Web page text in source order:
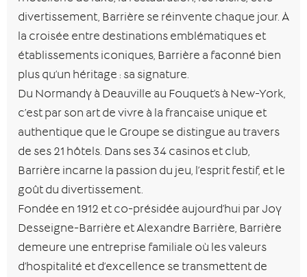
divertissement, Barrière se réinvente chaque jour. À
la croisée entre destinations emblématiques et
établissements iconiques, Barrière a façonné bien
plus qu’un héritage : sa signature.
Du Normandy à Deauville au Fouquet’s à New-York,
c’est par son art de vivre à la française unique et
authentique que le Groupe se distingue au travers
de ses 21 hôtels. Dans ses 34 casinos et club,
Barrière incarne la passion du jeu, l’esprit festif, et le
goût du divertissement.
Fondée en 1912 et co-présidée aujourd’hui par Joy
Desseigne-Barrière et Alexandre Barrière, Barrière
demeure une entreprise familiale où les valeurs
d’hospitalité et d’excellence se transmettent de